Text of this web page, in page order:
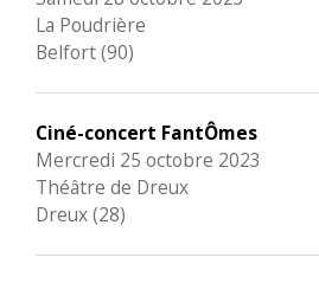
La Poudrière
Belfort (90)
Ciné-concert FantÔmes
Mercredi 25 octobre 2023
Théâtre de Dreux
Dreux (28)